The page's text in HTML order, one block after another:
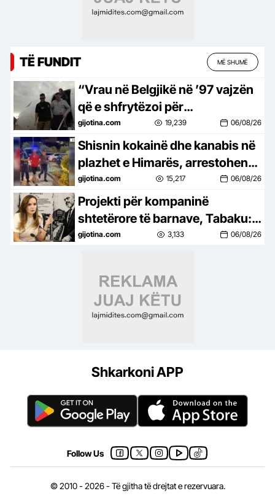
TË FUNDIT MË SHUMË
“Vrau në Belgjikë në ’97 vajzën
që e shfrytëzoi për
prostitucion”, policia jep detaje
mbi krimet e Sokol Hoxhës
gijotina.com 19,239 06/08/26
Shisnin kokainë dhe kanabis në
plazhet e Himarës, arrestohen
tre persona
gijotina.com 15,217 06/08/26
Projekti për kompaninë
shtetërore të barnave, Tabaku:
Qeveria po kalon nga
gijotina.com 3,133 06/08/26
Shkarkoni APP
Follow Us
© 2010 - 2026 - Të gjitha të drejtat e rezervuara.